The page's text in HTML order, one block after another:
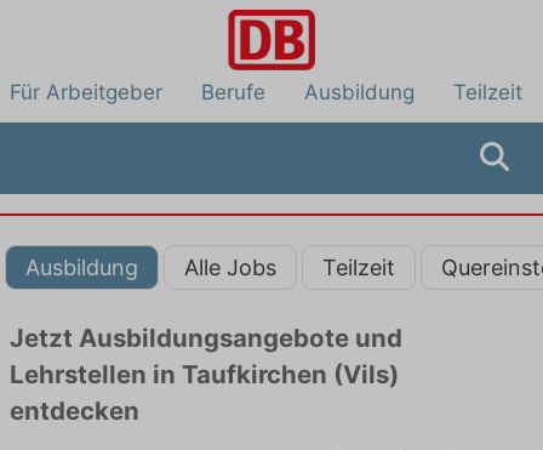
Für Arbeitgeber Berufe Ausbildung Teilzeit
Ausbildung Alle Jobs Teilzeit
Jetzt Ausbildungsangebote und
Lehrstellen in Taufkirchen (Vils)
entdecken